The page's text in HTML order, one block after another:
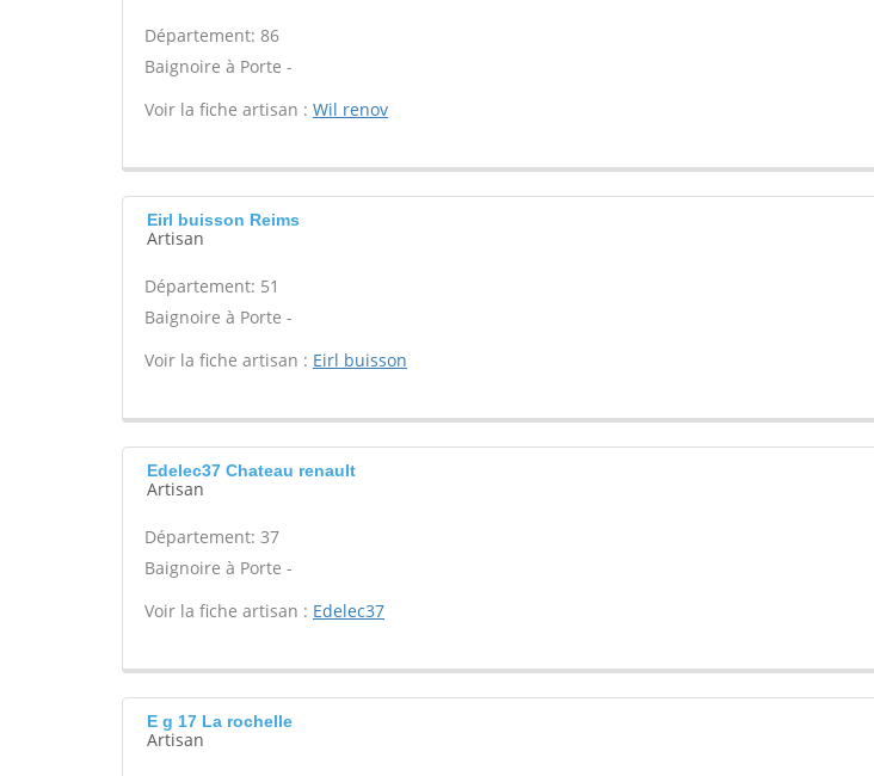
Département: 86
Baignoire à Porte -
Voir la fiche artisan : Wil renov
Eirl buisson Reims
Artisan
Département: 51
Baignoire à Porte -
Voir la fiche artisan : Eirl buisson
Edelec37 Chateau renault
Artisan
Département: 37
Baignoire à Porte -
Voir la fiche artisan : Edelec37
E g 17 La rochelle
Artisan